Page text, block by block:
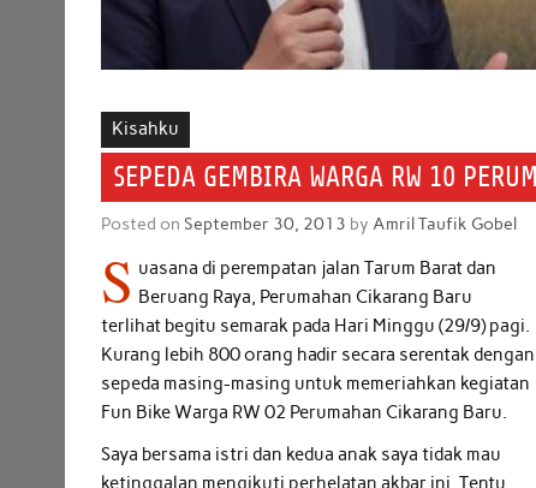
Kisahku
SEPEDA GEMBIRA WARGA RW 10
Posted onSeptember 30, 2013 byAmril Taufik Gobel
S uasana di perempatan jalan Tarum Barat dan
Beruang Raya, Perumahan Cikarang Baru
terlihat begitu semarak pada Hari Minggu (29/9) pagi.
Kurang lebih 800 orang hadir secara serentak dengan
sepeda masing-masing untuk memeriahkan kegiatan
Fun Bike Warga RW 02 Perumahan Cikarang Baru.
Saya bersama istri dan kedua anak saya tidak mau
ketinggalan mengikuti perhelatan akbar ini. Tentu